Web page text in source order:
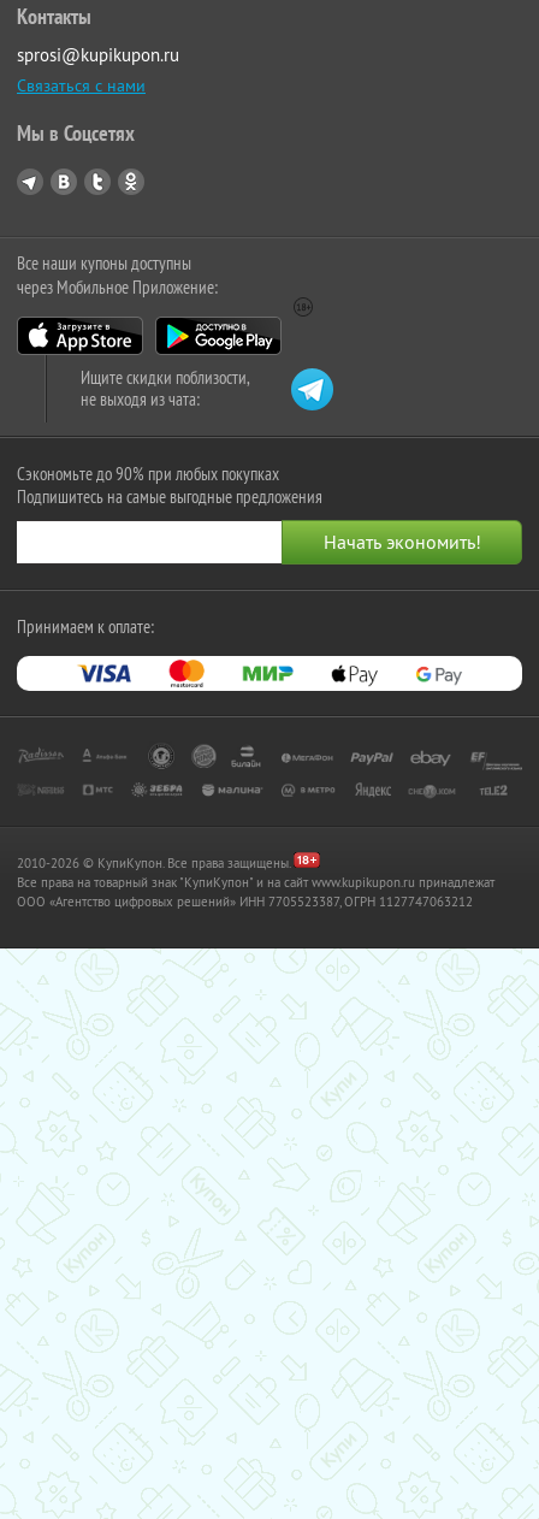
Контакты
sprosi@kupikupon.ru
Связаться с нами
Мы в Соцсетях
Все наши купоны доступны
через Мобильное Приложение:
Ищите скидки поблизости,
не выходя из чата:
Сэкономьте до 90% при любых покупках
Подпишитесь на самые выгодные предложения
Принимаем к оплате:
2010-2026 © КупиКупон. Все права защищены.
Все права на товарный знак "КупиКупон" и на сайт www.kupikupon.ru принадлежат
OOO «Агентство цифровых решений» ИНН 7705523387, ОГРН 1127747063212